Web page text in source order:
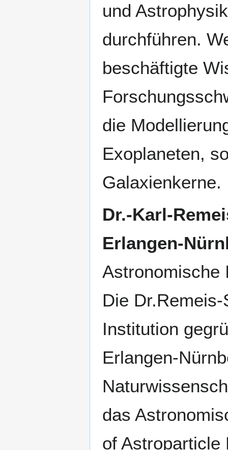
und
durchführen.
beschäftigte
die
Exoplaneten,
Galaxienkerne.
Dr.-Karl-
Erlangen-
Astronomische
Die
Institution
Erlangen-
das
of Astroparticle